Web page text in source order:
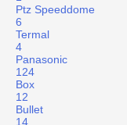
Ptz Speeddome
6
Termal
4
Panasonic
124
Box
12
Bullet
14